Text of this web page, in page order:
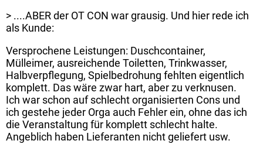
> ....ABER der OT CON war grausig. Und hier rede ich
als Kunde:
Versprochene Leistungen: Duschcontainer,
Mülleimer, ausreichende Toiletten, Trinkwasser,
Halbverpflegung, Spielbedrohung fehlten eigentlich
komplett. Das wäre zwar hart, aber zu verknusen.
Ich war schon auf schlecht organisierten Cons und
ich gestehe jeder Orga auch Fehler ein, ohne das ich
die Veranstaltung für komplett schlecht halte.
Angeblich haben Lieferanten nicht geliefert usw.